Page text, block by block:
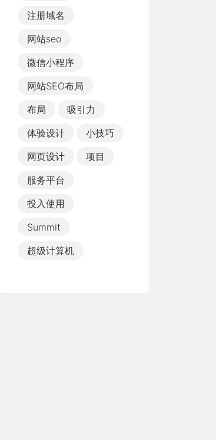
注册域名
网站seo
微信小程序
网站SEO布局
布局
吸引力
体验设计
小技巧
网页设计
项目
服务平台
投入使用
Summit
超级计算机